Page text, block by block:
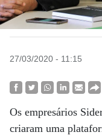
27/03/2020 - 11:15
Os empresários
criaram uma